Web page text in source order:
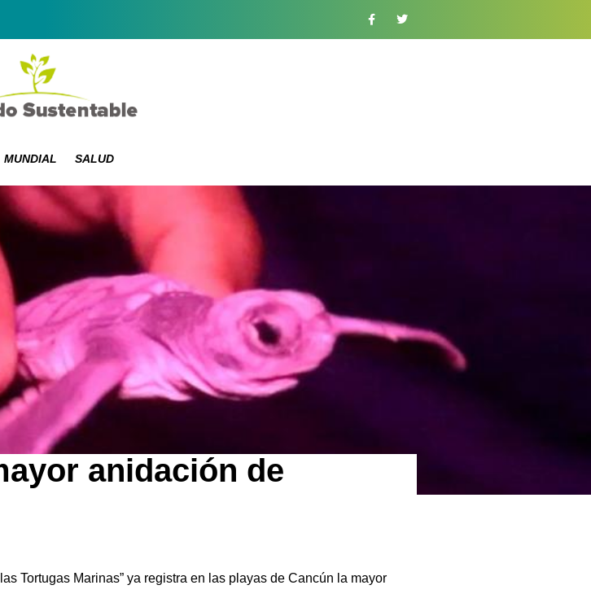
MUNDIAL SALUD
anidación de
Tortugas Marinas” ya registra en las playas de Cancún la mayor